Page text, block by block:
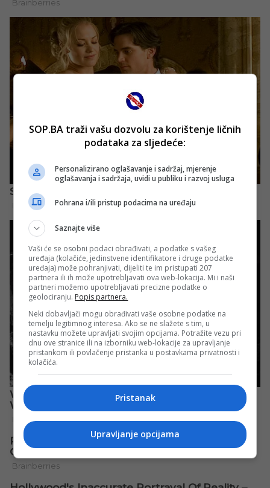
SOP.BA traži vašu dozvolu za korištenje ličnih
podataka za sljedeće:
Personalizirano oglašavanje i sadržaj, mjerenje
oglašavanja i sadržaja, uvidi u publiku i razvoj usluga
Pohrana i/ili pristup podacima na uređaju
Saznajte više
Vaši će se osobni podaci obrađivati, a podatke s vašeg
uređaja (kolačiće, jedinstvene identifikatore i druge podatke
uređaja) može pohranjivati, dijeliti te im pristupati 207
partnera ili ih može upotrebljavati ova web-lokacija. Mi i naši
partneri možemo upotrebljavati precizne podatke o
geolociranju. Popis partnera.
Neki dobavljači mogu obrađivati vaše osobne podatke na
temelju legitimnog interesa. Ako se ne slažete s tim, u
nastavku možete upravljati svojim opcijama. Potražite vezu pri
dnu ove stranice ili na izborniku web-lokacije za upravljanje
pristankom ili povlačenje pristanka u postavkama privatnosti i
kolačića.
Pristanak
Upravljanje opcijama